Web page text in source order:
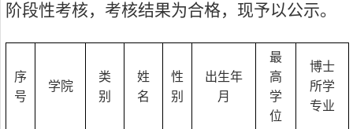
阶段性考核，考核结果为合格，现予以公示。
序
号
学院
类
别
姓
名
性
别
出生年
月
最
高
学
位
博士
所学
专业